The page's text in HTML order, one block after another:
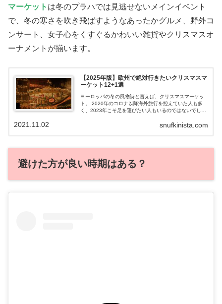
マーケット は冬のプラハでは見逃せないメインイベント
で、冬の寒さを吹き飛ばすようなあったかグルメ、野外コ
ンサート、女子心をくすぐるかわいい雑貨やクリスマスオ
ーナメントが揃います。
【2025年版】欧州で絶対行きたいクリスマスマ
ーケット12+1選
ヨーロッパの冬の風物詩と言えば、クリスマスマーケッ
ト。 2020年のコロナ以降海外旅行を控えていた人も多
く、2023年こそ足を運びたい人もいるのではないでしょ
スマーケットの情報をまとめました。snufkinista.com
2021.11.02
避けた方が良い時期はある？